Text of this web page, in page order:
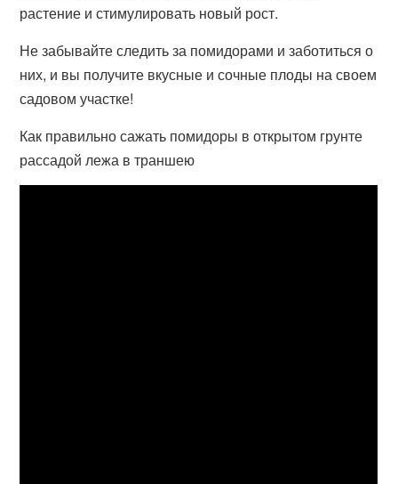
растение и стимулировать новый рост.
Не забывайте следить за помидорами и заботиться о
них, и вы получите вкусные и сочные плоды на своем
садовом участке!
Как правильно сажать помидоры в открытом грунте
рассадой лежа в траншею